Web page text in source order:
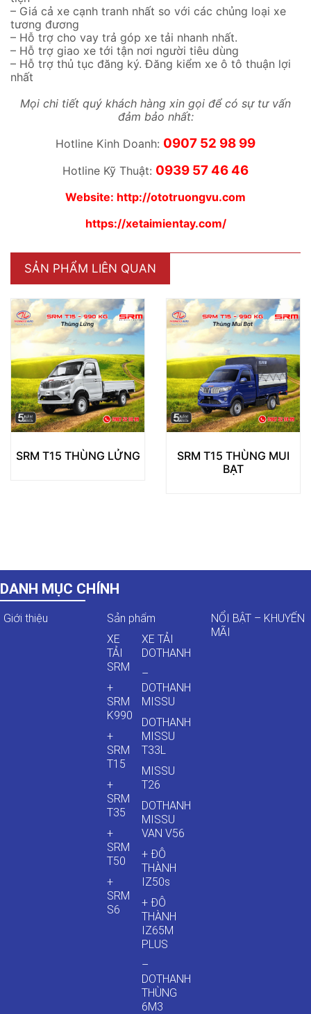
– Giá cả xe cạnh tranh nhất so với các chủng loại xe
tương đương
– Hỗ trợ cho vay trả góp xe tải nhanh nhất.
– Hỗ trợ giao xe tới tận nơi người tiêu dùng
– Hỗ trợ thủ tục đăng ký. Đăng kiểm xe ô tô thuận lợi
nhất
Mọi chi tiết quý khách hàng xin gọi để có sự tư vấn
đảm bảo nhất:
Hotline Kinh Doanh: 0907 52 98 99
Hotline Kỹ Thuật: 0939 57 46 46
Website: http://ototruongvu.com
https://xetaimientay.com/
SẢN PHẨM LIÊN QUAN
SRM T15 THÙNG MUI
SRM T15 THÙNG BEN
DANH MỤC CHÍNH
Giới thiệu
Sản phẩm
XE
TẢI
SRM
+
SRM
K990
+
SRM
T15
+
SRM
T35
+
SRM
T50
+
SRM
S6
XE TẢI
DOTHANH
–
DOTHANH
MISSU
DOTHANH
MISSU
T33L
MISSU
T26
DOTHANH
MISSU
VAN V56
+ ĐÔ
THÀNH
IZ50s
+ ĐÔ
THÀNH
IZ65M
PLUS
–
DOTHANH
THÙNG
6M3
NỔI BẬT – KHUYẾN
MÃI